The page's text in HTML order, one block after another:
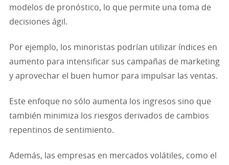
modelos de pronóstico, lo que permite una toma de
decisiones ágil.
Por ejemplo, los minoristas podrían utilizar índices en
aumento para intensificar sus campañas de marketing
y aprovechar el buen humor para impulsar las ventas.
Este enfoque no sólo aumenta los ingresos sino que
también minimiza los riesgos derivados de cambios
repentinos de sentimiento.
Además, las empresas en mercados volátiles, como el